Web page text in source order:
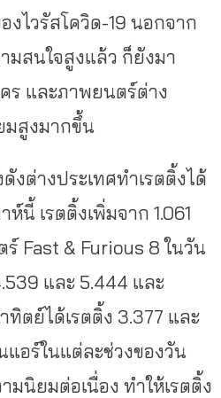
งไวรัสโควิด-19 นอกจาก
มสนใจสูงแล้ว ก็ยังมา
ร และภาพยนตร์ต่าง
มสูงมากขึ้น
งต่างประเทศทำเรตติ้งได้
นี้ เรตติ้งเพิ่มจาก 1.061
ร์ Fast & Furious 8 ในวัน
และ 5.444 และ
ตย์ได้เรตติ้ง 3.377 และ
อร์ในแต่ละช่วงของวัน
นิยมต่อเนื่อง ทำให้เรตติ้ง